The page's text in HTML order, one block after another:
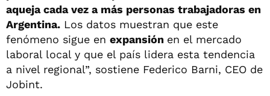
aqueja cada vez a más personas trabajadoras en
Argentina. Los datos muestran que este
fenómeno sigue en expansión en el mercado
laboral local y que el país lidera esta tendencia
a nivel regional”, sostiene Federico Barni, CEO de
Jobint.